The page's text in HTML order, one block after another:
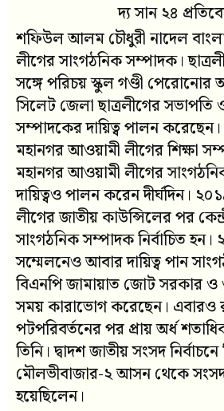
দ্য সান ২৪
শফিউল আলম চৌধুরী নাদেল
লীগের সাংগঠনিক সম্পাদক।
সঙ্গে পরিচয় স্কুল গণ্ডী পেরোনোর
সিলেট জেলা ছাত্রলীগের সভাপতি
সম্পাদকের দায়িত্ব পালন
মহানগর আওয়ামী লীগের শিক্ষা
মহানগর আওয়ামী লীগের
দায়িত্বও পালন করেন দীর্ঘদিন।
লীগের জাতীয় কাউন্সিলের পর
সাংগঠনিক সম্পাদক নির্বাচিত
সম্মেলনেও আবার দায়িত্ব পান
বিএনপি জামায়াত জোট সরকার ও
সময় কারাভোগ করেছেন। এবারও
পটপরিবর্তনের পর প্রায় অর্ধ
তিনি। দ্বাদশ জাতীয় সংসদ নির্বাচনে
মৌলভীবাজার-২ আসন থেকে সংসদ
হয়েছিলেন।